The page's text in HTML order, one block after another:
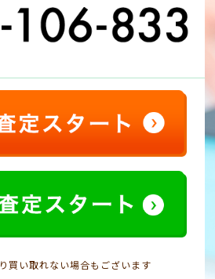
買い取れない場合もございます